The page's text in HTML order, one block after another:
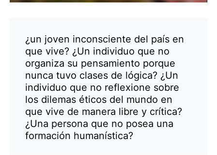
¿un joven inconsciente del país en
que vive? ¿Un individuo que no
organiza su pensamiento porque
nunca tuvo clases de lógica? ¿Un
individuo que no reflexione sobre
los dilemas éticos del mundo en
que vive de manera libre y crítica?
¿Una persona que no posea una
formación humanística?